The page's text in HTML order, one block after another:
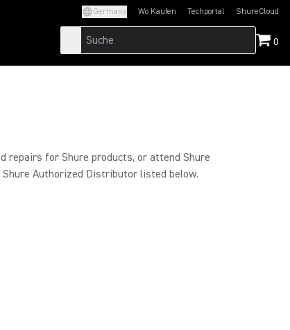
Germany Wo Kaufen Techportal
(Opens in a new tab)ShureCloud
(Opens in a new
0
repairs for Shure products, or attend Shure
Authorized Distributor listed below.